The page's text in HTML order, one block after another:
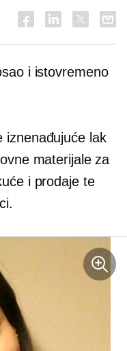
i istovremeno
iznenađujuće lak
materijale za
i prodaje te